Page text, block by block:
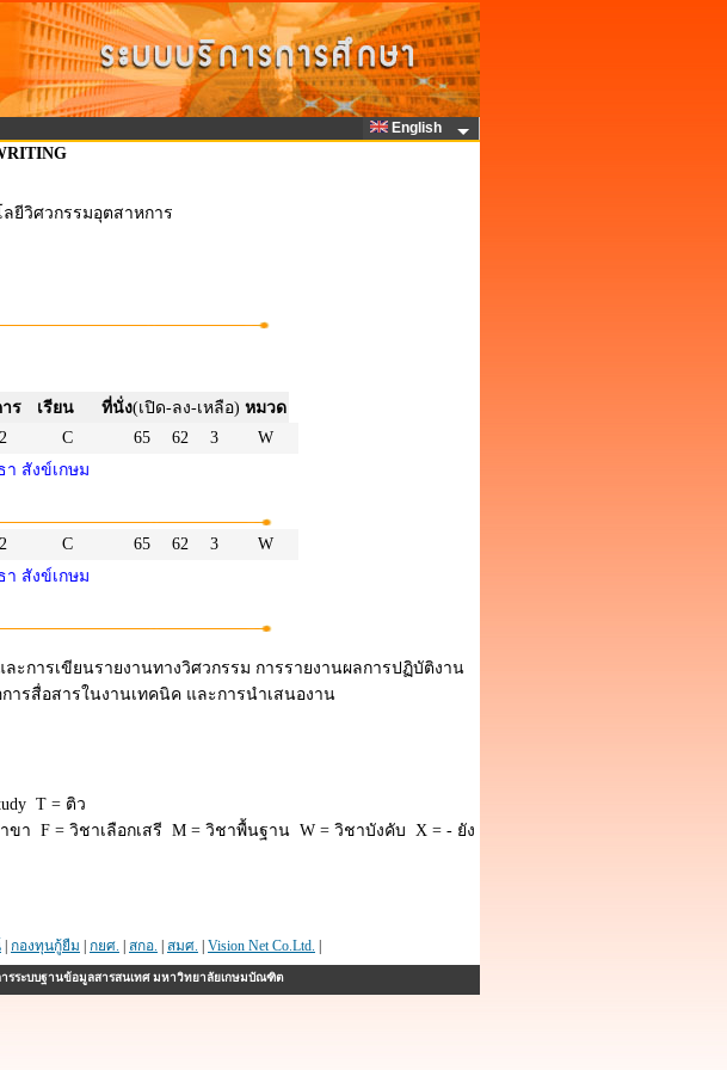
English
ยีวิศวกรรมอุตสาหการ
ร เรียน ที่นั่ง(เปิด-ลง-เหลือ) หมวด
2 C 65 62 3
W
า สังข์เกษม
2 C 65 62 3
W
า สังข์เกษม
ะการเขียนรายงานทางวิศวกรรม การรายงานผลการปฏิบัติงาน
ารสื่อสารในงานเทคนิค และการนำเสนองาน
T = ติว
ขา F = วิชาเลือกเสรี M = วิชาพื้นฐาน W = วิชาบังคับ X = - ยัง
กองทุนกู้ยืม กยศ. สกอ. สมศ. Vision Net Co.Ltd.
ารระบบฐานข้อมูลสารสนเทศ มหาวิทยาลัยเกษมบัณฑิต